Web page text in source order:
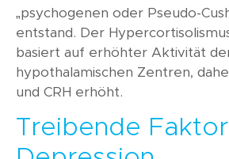
„psychogenen oder Pseudo-
entstand. Der
basiert auf erhöhter Aktivität
hypothalamischen Zentren,
und CRH erhöht.
Treibende